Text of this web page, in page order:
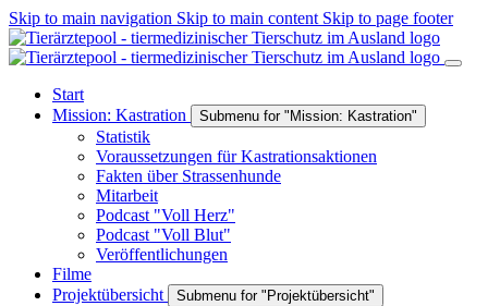
Skip to main navigation Skip to main content Skip to page footer
Start
Mission: Kastration
Submenu for "Mission: Kastration"
Statistik
Voraussetzungen für Kastrationsaktionen
Fakten über Strassenhunde
Mitarbeit
Podcast "Voll Herz"
Podcast "Voll Blut"
Veröffentlichungen
Filme
Projektübersicht
Submenu for "Projektübersicht"